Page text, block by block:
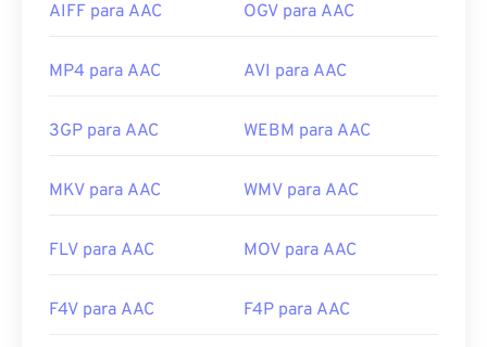
AIFF para AAC OGV para AAC
MP4 para AAC AVI para AAC
3GP para AAC WEBM para AAC
MKV para AAC WMV para AAC
FLV para AAC MOV para AAC
F4V para AAC F4P para AAC